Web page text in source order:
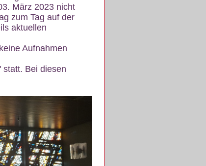
März 2023 nicht
zum Tag auf der
aktuellen
Aufnahmen
statt. Bei diesen